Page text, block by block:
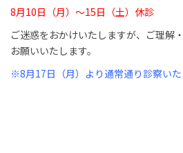
8月10日（月）～15日（土）休診
ご迷惑をおかけいたしますが、ご理解
お願いいたします。
※8月17日（月）より通常通り診察いた